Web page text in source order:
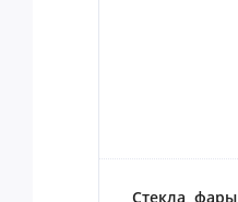
Стекла, фары